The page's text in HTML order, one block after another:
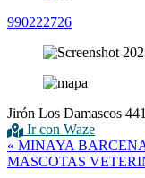
990222726
Jirón Los Damascos
Ir con Waze
« MINAYA
MASCOTAS